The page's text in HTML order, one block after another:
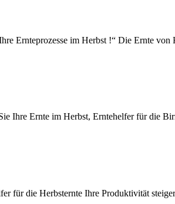
Ernteprozesse im Herbst !“ Die Ernte
Ihre Ernte im Herbst, Erntehelfer für die
für die Herbsternte Ihre Produktivität